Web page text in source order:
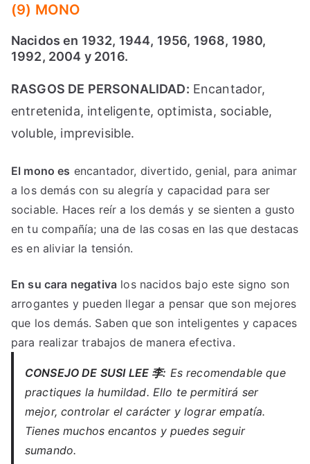
(9) MONO
Nacidos en 1932, 1944, 1956, 1968, 1980,
1992, 2004 y 2016.
RASGOS DE PERSONALIDAD: Encantador,
entretenida, inteligente, optimista, sociable,
voluble, imprevisible.
El mono es encantador, divertido, genial, para animar
a los demás con su alegría y capacidad para ser
sociable. Haces reír a los demás y se sienten a gusto
en tu compañía; una de las cosas en las que destacas
es en aliviar la tensión.
En su cara negativa los nacidos bajo este signo son
arrogantes y pueden llegar a pensar que son mejores
que los demás. Saben que son inteligentes y capaces
para realizar trabajos de manera efectiva.
CONSEJO DE SUSI LEE 李: Es recomendable que
practiques la humildad. Ello te permitirá ser
mejor, controlar el carácter y lograr empatía.
Tienes muchos encantos y puedes seguir
sumando.